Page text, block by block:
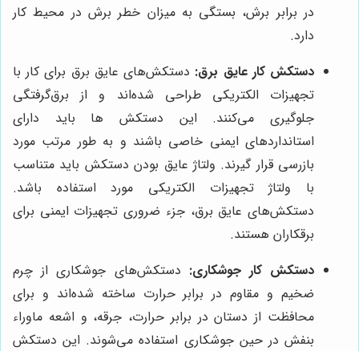
در برابر برش، بستگی به میزان خطر برش در محیط کار
دارد.
دستکش کار عایق برق: دستکش‌های عایق برق برای کار با
تجهیزات الکتریکی طراحی شده‌اند و از برق‌گرفتگی
جلوگیری می‌کنند. این دستکش ها باید دارای
استانداردهای ایمنی خاصی باشند و به طور مرتب مورد
بازرسی قرار گیرند. ولتاژ عایق بودن دستکش باید متناسب
با ولتاژ تجهیزات الکتریکی مورد استفاده باشد.
دستکش‌های عایق برق، جزء ضروری تجهیزات ایمنی برای
برقکاران هستند.
دستکش کار جوشکاری: دستکش‌های جوشکاری از چرم
ضخیم و مقاوم در برابر حرارت ساخته شده‌اند و برای
محافظت از دستان در برابر حرارت، جرقه، و اشعه ماوراء
بنفش در حین جوشکاری استفاده می‌شوند. این دستکش